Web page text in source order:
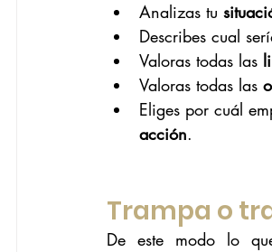
Analizas tu
Describes cual
Valoras todas las
Valoras todas las
Eliges por cuál
acción.
Trampa o
De este modo lo